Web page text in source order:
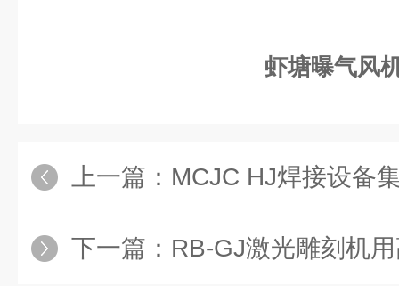
虾塘曝气风
上一篇： MCJC HJ焊接设备
下一篇： RB-GJ激光雕刻机